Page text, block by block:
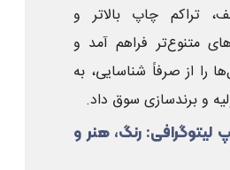
تراکم چاپ بالاتر و
متنوع‌تر فراهم آمد و
را از صرفاً شناسایی، به
و برندسازی سوق داد.
رنگ، هنر و